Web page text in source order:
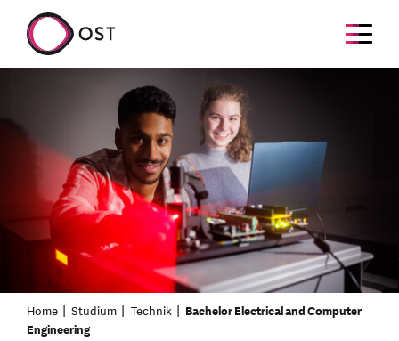
Home Studium Technik
Bachelor Electrical and Computer
Engineering